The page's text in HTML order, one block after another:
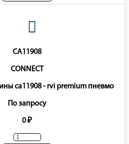
CA11908
CONNECT
ca11908 - rvi premium пневмо
По запросу
0 ₽